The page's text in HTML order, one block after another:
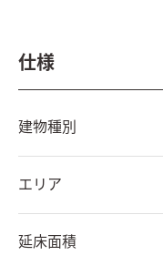
仕様
建物種別
エリア
延床面積